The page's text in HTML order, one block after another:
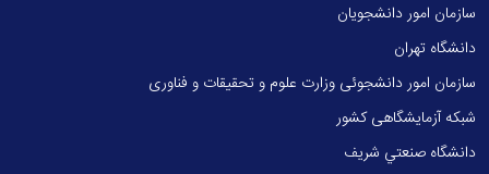
سازمان امور دانشجویان
دانشگاه تهران
سازمان امور دانشجوئی وزارت علوم و تحقیقات و فناوری
شبکه آزمایشگاهی کشور
دانشگاه صنعتي شريف